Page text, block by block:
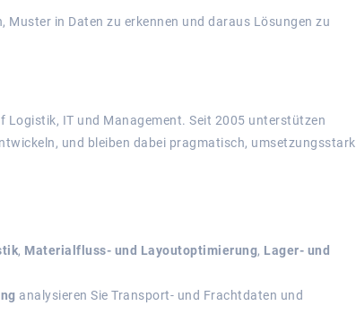
Muster in Daten zu erkennen und daraus Lösungen zu
Logistik, IT und Management. Seit 2005 unterstützen
und bleiben dabei pragmatisch, umsetzungsstark
, Materialfluss- und Layoutoptimierung, Lager- und
analysieren Sie Transport- und Frachtdaten und